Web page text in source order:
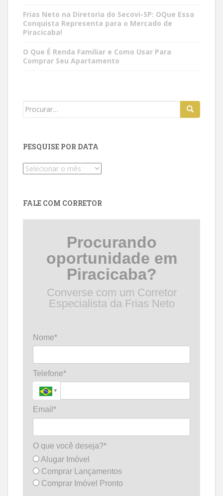
Frias Neto na Diretoria do Secovi-SP: OQue Essa
Conquista Representa para o Mercado de
Piracicaba!
O Que É Renda Familiar e Como Usar Para
Comprar Seu Apartamento
Search
PESQUISE POR DATA
Pesquise
FALE COM CORRETOR
Procurando
oportunidade em
Piracicaba?
Converse com um Corretor
Especialista da Frias Neto
Nome*
Telefone*
Email*
O que você deseja?*
Alugar Imóvel
Comprar Lançamentos
Comprar Imóvel Pronto